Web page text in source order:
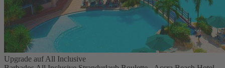
Upgrade auf All Inclusive